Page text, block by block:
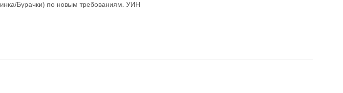
Бурачки) по новым требованиям. УИН